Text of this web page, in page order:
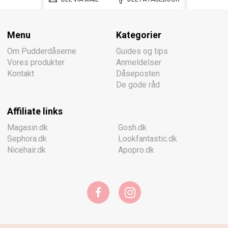
Menu
Om Pudderdåserne
Vores produkter
Kontakt
Kategorier
Guides og tips
Anmeldelser
Dåseposten
De gode råd
Affiliate links
Magasin.dk
Sephora.dk
Nicehair.dk
Gosh.dk
Lookfantastic.dk
Apopro.dk